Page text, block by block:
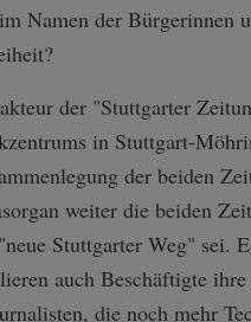
Namen der Bürgerinnen
der "Stuttgarter
in Stuttgart-
der beiden
weiter die beiden
Stuttgarter Weg" sei.
auch Beschäftigte
die noch mehr